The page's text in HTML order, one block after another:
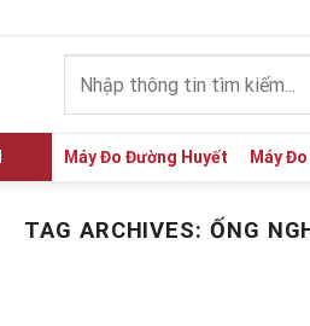
kiếm:
Máy Đo Đường Huyết Máy
TAG ARCHIVES: ỐNG